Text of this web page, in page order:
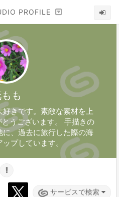
PROFILE
も
きです。素敵な素材を上
うございます。 手描きの
、過去に旅行した際の海
プしています。
サービスで検索